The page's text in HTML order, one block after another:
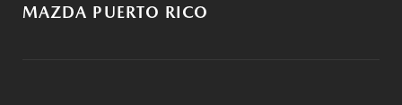
MAZDA PUERTO RICO